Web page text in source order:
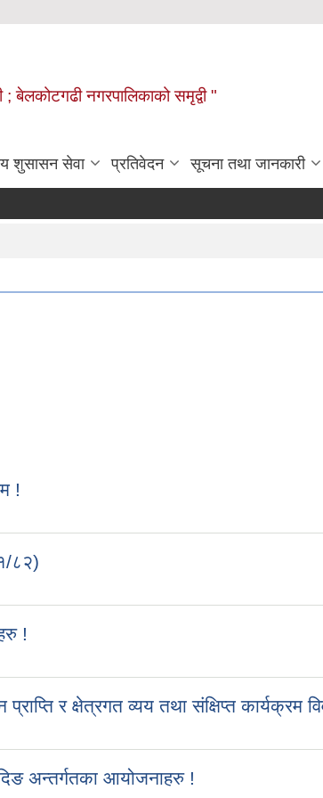
; बेलकोटगढी नगरपालिकाको समृद्वी "
शुसासन सेवा प्रतिवेदन सूचना तथा जानकारी
!
८२)
!
र क्षेत्रगत व्यय तथा संक्षिप्त कार्यक्रम
अन्तर्गतका आयोजनाहरु !